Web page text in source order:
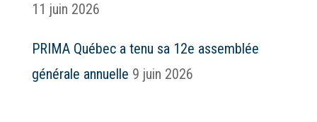
11 juin 2026
PRIMA Québec a tenu sa 12e assemblée
générale annuelle 9 juin 2026